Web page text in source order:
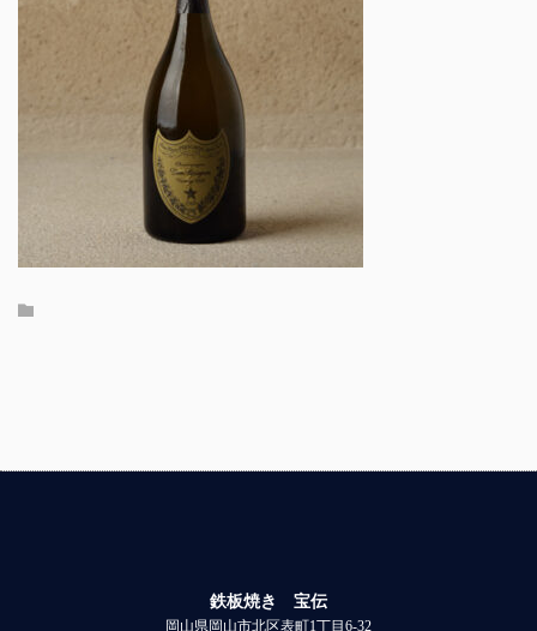
鉄板焼き 宝伝
岡山県岡山市北区表町1丁目6-32